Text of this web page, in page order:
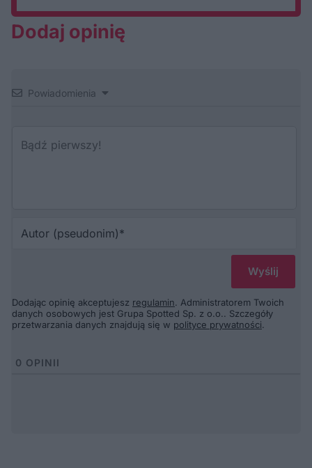
Dodaj opinię
Powiadomienia
Dodając opinię akceptujesz regulamin. Administratorem Twoich
danych osobowych jest Grupa Spotted Sp. z o.o.. Szczegóły
przetwarzania danych znajdują się w polityce prywatności.
0 OPINII